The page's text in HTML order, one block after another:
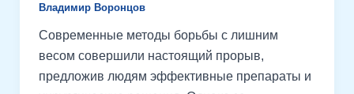
Владимир Воронцов
Современные методы борьбы с лишним
весом совершили настоящий прорыв,
предложив людям эффективные препараты и